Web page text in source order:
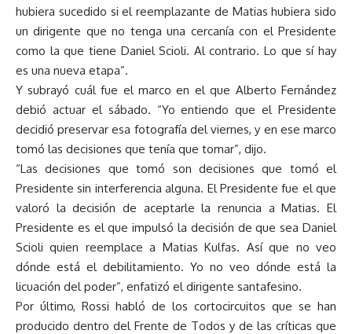
hubiera sucedido si el reemplazante de Matias hubiera sido
un dirigente que no tenga una cercanía con el Presidente
como la que tiene Daniel Scioli. Al contrario. Lo que sí hay
es una nueva etapa”.
Y subrayó cuál fue el marco en el que Alberto Fernández
debió actuar el sábado. “Yo entiendo que el Presidente
decidió preservar esa fotografía del viernes, y en ese marco
tomó las decisiones que tenía que tomar”, dijo.
“Las decisiones que tomó son decisiones que tomó el
Presidente sin interferencia alguna. El Presidente fue el que
valoró la decisión de aceptarle la renuncia a Matias. El
Presidente es el que impulsó la decisión de que sea Daniel
Scioli quien reemplace a Matias Kulfas. Así que no veo
dónde está el debilitamiento. Yo no veo dónde está la
licuación del poder”, enfatizó el dirigente santafesino.
Por último, Rossi habló de los cortocircuitos que se han
producido dentro del Frente de Todos y de las críticas que